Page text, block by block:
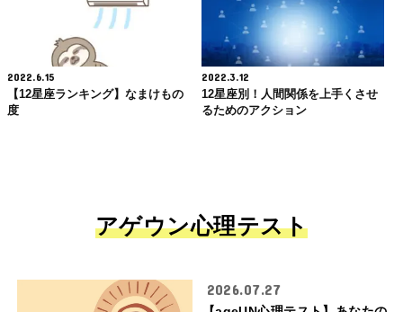
2022.6.15
【12星座ランキング】なまけもの
度
2022.3.12
12星座別！人間関係を上手くさせ
るためのアクション
アゲウン心理テスト
2026.07.27